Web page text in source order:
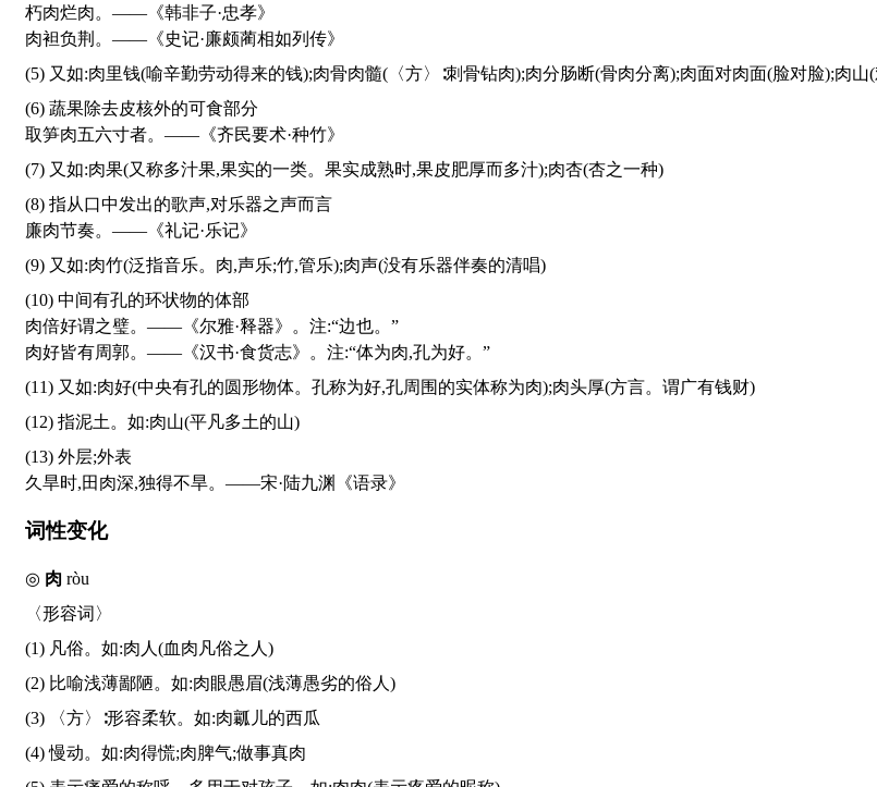
朽肉烂肉。——《韩非子·忠孝》
肉袒负荆。——《史记·廉颇蔺相如列传》
(5) 又如:肉里钱(喻辛勤劳动得来的钱);肉骨肉髓(〈方〉∶刺骨钻肉);肉分肠断(骨肉分离);肉面对肉面(脸对脸);
(6) 蔬果除去皮核外的可食部分
取笋肉五六寸者。——《齐民要术·种竹》
(7) 又如:肉果(又称多汁果,果实的一类。果实成熟时,果皮肥厚而多汁);肉杏(杏之一种)
(8) 指从口中发出的歌声,对乐器之声而言
廉肉节奏。——《礼记·乐记》
(9) 又如:肉竹(泛指音乐。肉,声乐;竹,管乐);肉声(没有乐器伴奏的清唱)
(10) 中间有孔的环状物的体部
肉倍好谓之璧。——《尔雅·释器》。注:“边也。”
肉好皆有周郭。——《汉书·食货志》。注:“体为肉,孔为好。”
(11) 又如:肉好(中央有孔的圆形物体。孔称为好,孔周围的实体称为肉);肉头厚(方言。谓广有钱财)
(12) 指泥土。如:肉山(平凡多土的山)
(13) 外层;外表
久旱时,田肉深,独得不旱。——宋·陆九渊《语录》
词性变化
肉 ròu
〈形容词〉
(1) 凡俗。如:肉人(血肉凡俗之人)
(2) 比喻浅薄鄙陋。如:肉眼愚眉(浅薄愚劣的俗人)
(3) 〈方〉∶形容柔软。如:肉瓤儿的西瓜
(4) 慢动。如:肉得慌;肉脾气;做事真肉